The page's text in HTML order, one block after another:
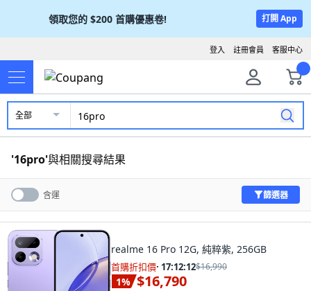
領取您的 $200 首購優惠卷! 打開 App
客服中心
註冊會員
登入
全部
'16pro'與相關搜尋結果
含運 篩選器
realme 16 Pro 12G, 純粹紫, 256GB
首購折扣價· 17:12:11$16,990
1% $16,790